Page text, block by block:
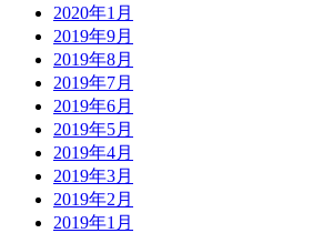
2020年1月
2019年9月
2019年8月
2019年7月
2019年6月
2019年5月
2019年4月
2019年3月
2019年2月
2019年1月